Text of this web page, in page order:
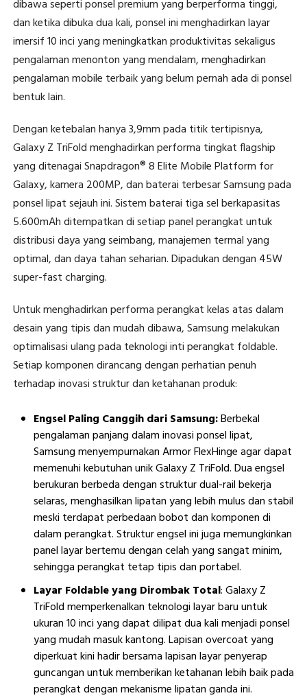
dibawa seperti ponsel premium yang berperforma tinggi,
dan ketika dibuka dua kali, ponsel ini menghadirkan layar
imersif 10 inci yang meningkatkan produktivitas sekaligus
pengalaman menonton yang mendalam, menghadirkan
pengalaman mobile terbaik yang belum pernah ada di ponsel
bentuk lain.
Dengan ketebalan hanya 3,9mm pada titik tertipisnya,
Galaxy Z TriFold menghadirkan performa tingkat flagship
yang ditenagai Snapdragon® 8 Elite Mobile Platform for
Galaxy, kamera 200MP, dan baterai terbesar Samsung pada
ponsel lipat sejauh ini. Sistem baterai tiga sel berkapasitas
5.600mAh ditempatkan di setiap panel perangkat untuk
distribusi daya yang seimbang, manajemen termal yang
optimal, dan daya tahan seharian. Dipadukan dengan 45W
super-fast charging.
Untuk menghadirkan performa perangkat kelas atas dalam
desain yang tipis dan mudah dibawa, Samsung melakukan
optimalisasi ulang pada teknologi inti perangkat foldable.
Setiap komponen dirancang dengan perhatian penuh
terhadap inovasi struktur dan ketahanan produk:
Engsel Paling Canggih dari Samsung:Berbekal
pengalaman panjang dalam inovasi ponsel lipat,
Samsung menyempurnakan Armor FlexHinge agar dapat
memenuhi kebutuhan unik Galaxy Z TriFold. Dua engsel
berukuran berbeda dengan struktur dual-rail bekerja
selaras, menghasilkan lipatan yang lebih mulus dan stabil
meski terdapat perbedaan bobot dan komponen di
dalam perangkat. Struktur engsel ini juga memungkinkan
panel layar bertemu dengan celah yang sangat minim,
sehingga perangkat tetap tipis dan portabel.
Layar Foldable yang Dirombak Total: Galaxy Z
TriFold memperkenalkan teknologi layar baru untuk
ukuran 10 inci yang dapat dilipat dua kali menjadi ponsel
yang mudah masuk kantong. Lapisan overcoat yang
diperkuat kini hadir bersama lapisan layar penyerap
guncangan untuk memberikan ketahanan lebih baik pada
perangkat dengan mekanisme lipatan ganda ini.